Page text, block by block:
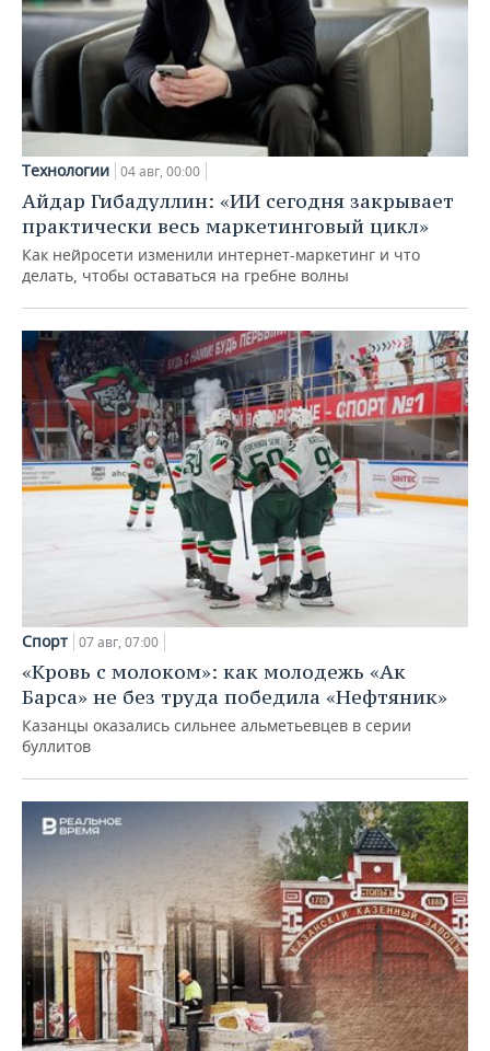
Технологии 04 авг, 00:00
Айдар Гибадуллин: «ИИ сегодня закрывает
практически весь маркетинговый цикл»
Как нейросети изменили интернет-маркетинг и что
делать, чтобы оставаться на гребне волны
Спорт 07 авг, 07:00
«Кровь с молоком»: как молодежь «Ак
Барса» не без труда победила «Нефтяник»
Казанцы оказались сильнее альметьевцев в серии
буллитов